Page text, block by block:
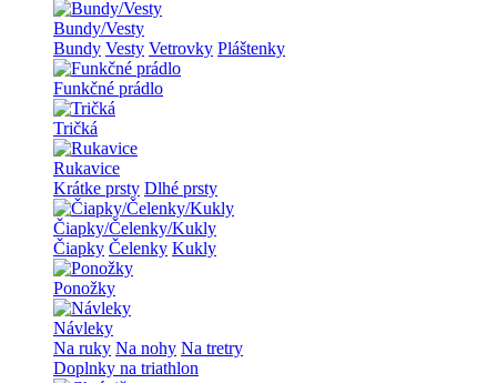
Bundy/Vesty
Bundy Vesty Vetrovky Pláštenky
Funkčné prádlo
Tričká
Rukavice
Krátke prsty Dlhé prsty
Čiapky/Čelenky/Kukly
Čiapky Čelenky Kukly
Ponožky
Návleky
Na ruky Na nohy Na tretry
Doplnky na triathlon